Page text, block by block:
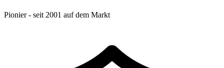
Pionier - seit 2001 auf dem Markt